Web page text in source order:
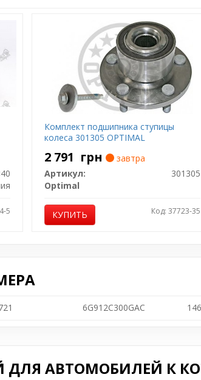
5
Комплект подшипника ступицы
колеса 301305 OPTIMAL
2 791 грн
завтра
Артикул:
301305
Optimal
КУПИТЬ Код: 37723-35
6G912C300GAC
ДЛЯ АВТОМОБИЛЕЙ К